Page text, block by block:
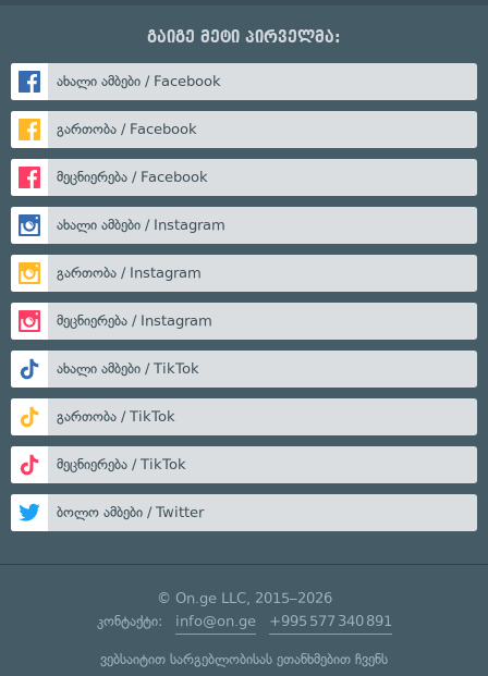
გაიგე მეტი პირველმა:
ახალი ამბები / Facebook
გართობა / Facebook
მეცნიერება / Facebook
ახალი ამბები / Instagram
გართობა / Instagram
მეცნიერება / Instagram
ახალი ამბები / TikTok
გართობა / TikTok
მეცნიერება / TikTok
ბოლო ამბები / Twitter
© On.ge LLC, 2015–2026
კონტაქტი: info@on.ge +995 577 340 891
ვებსაიტით სარგებლობისას ეთანხმებით ჩვენს